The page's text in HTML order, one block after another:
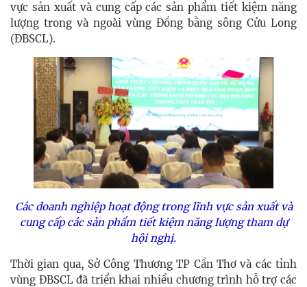
vực sản xuất và cung cấp các sản phẩm tiết kiệm năng
lượng trong và ngoài vùng Đồng bằng sông Cửu Long
(ÐBSCL).
Các doanh nghiệp hoạt động trong lĩnh vực sản xuất và
cung cấp các sản phẩm tiết kiệm năng lượng tham dự
hội nghị.
Thời gian qua, Sở Công Thương TP Cần Thơ và các tỉnh
vùng ÐBSCL đã triển khai nhiều chương trình hỗ trợ các